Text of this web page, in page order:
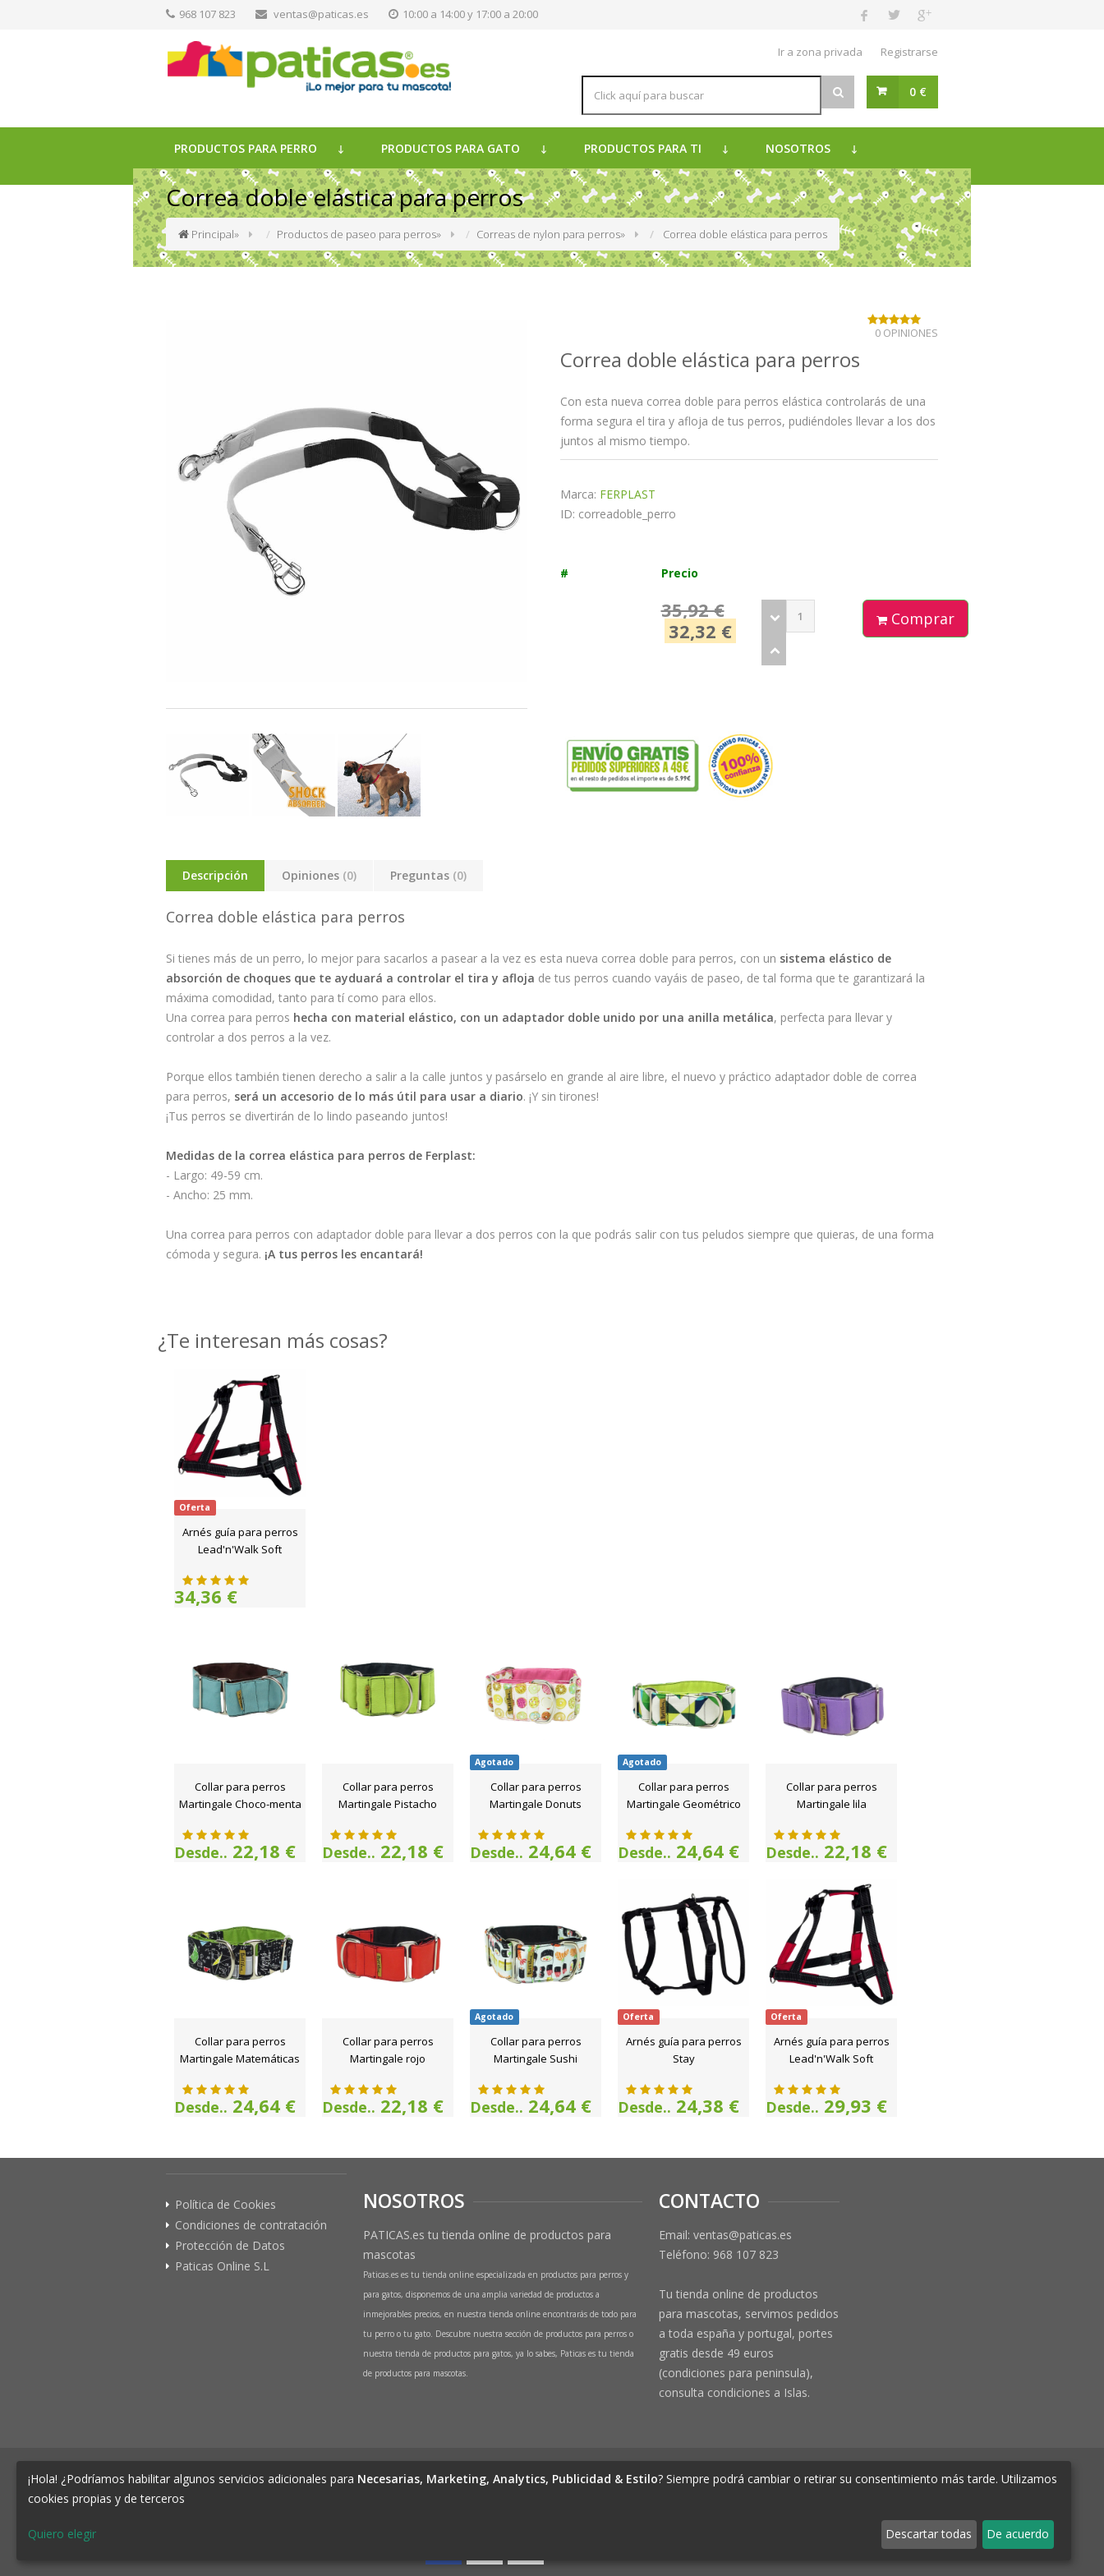
968 107 823 ventas@paticas.es 10:00 a 14:00 y 17:00 a 20:00
Ir a zona privada Registrarse
0 €
PRODUCTOS PARA PERRO PRODUCTOS PARA GATO PRODUCTOS PARA TI NOSOTROS
Correa doble elástica para perros
Principal» Productos de paseo para perros» Correas de nylon para perros» Correa doble elástica para perros
Correa doble elástica para perros
0 OPINIONES
Con esta nueva correa doble para perros elástica controlarás de una
forma segura el tira y afloja de tus perros, pudiéndoles llevar a los dos
juntos al mismo tiempo.
Marca: FERPLAST
ID: correadoble_perro
# Precio
35,92 €
32,32 €
Comprar
Descripción Opiniones (0) Preguntas (0)
Correa doble elástica para perros
Si tienes más de un perro, lo mejor para sacarlos a pasear a la vez es esta nueva correa doble para perros, con un sistema elástico de
absorción de choques que te ayduará a controlar el tira y afloja de tus perros cuando vayáis de paseo, de tal forma que te garantizará la
máxima comodidad, tanto para tí como para ellos.
Una correa para perros hecha con material elástico, con un adaptador doble unido por una anilla metálica, perfecta para llevar y
controlar a dos perros a la vez.
Porque ellos también tienen derecho a salir a la calle juntos y pasárselo en grande al aire libre, el nuevo y práctico adaptador doble de correa
para perros, será un accesorio de lo más útil para usar a diario. ¡Y sin tirones!
¡Tus perros se divertirán de lo lindo paseando juntos!
Medidas de la correa elástica para perros de Ferplast:
- Largo: 49-59 cm.
- Ancho: 25 mm.
Una correa para perros con adaptador doble para llevar a dos perros con la que podrás salir con tus peludos siempre que quieras, de una forma
cómoda y segura. ¡A tus perros les encantará!
¿Te interesan más cosas?
Oferta
Arnés guía para perros
Lead'n'Walk Soft
34,36 €
Collar para perros
Martingale Choco-menta
Desde.. 22,18 €
Collar para perros
Martingale Pistacho
Desde.. 22,18 €
Agotado
Collar para perros
Martingale Donuts
Desde.. 24,64 €
Agotado
Collar para perros
Martingale Geométrico
Desde.. 24,64 €
Collar para perros
Martingale lila
Desde.. 22,18 €
Collar para perros
Martingale Matemáticas
Desde.. 24,64 €
Collar para perros
Martingale rojo
Desde.. 22,18 €
Agotado
Collar para perros
Martingale Sushi
Desde.. 24,64 €
Oferta
Arnés guía para perros
Stay
Desde.. 24,38 €
Oferta
Arnés guía para perros
Lead'n'Walk Soft
Desde.. 29,93 €
Política de Cookies
Condiciones de contratación
Protección de Datos
Paticas Online S.L
NOSOTROS
PATICAS.es tu tienda online de productos para
mascotas
Paticas.es es tu tienda online especializada en productos para perros y
para gatos, disponemos de una amplia variedad de productos a
inmejorables precios, en nuestra tienda online encontrarás de todo para
tu perro o tu gato. Descubre nuestra sección de productos para perros o
nuestra tienda de productos para gatos, ya lo sabes, Paticas es tu tienda
de productos para mascotas.
CONTACTO
Email: ventas@paticas.es
Teléfono: 968 107 823
Tu tienda online de productos
para mascotas, servimos pedidos
a toda españa y portugal, portes
gratis desde 49 euros
(condiciones para peninsula),
consulta condiciones a Islas.
© 2026 PATICAS.es tu tienda online de productos para mascotas
¡Hola! ¿Podríamos habilitar algunos servicios adicionales para Necesarias, Marketing, Analytics, Publicidad & Estilo? Siempre podrá cambiar o retirar su consentimiento más tarde. Utilizamos
cookies propias y de terceros
Quiero elegir Descartar todas De acuerdo